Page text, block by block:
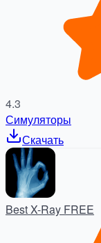
4.3
Симуляторы
Скачать
Best X-Ray FREE